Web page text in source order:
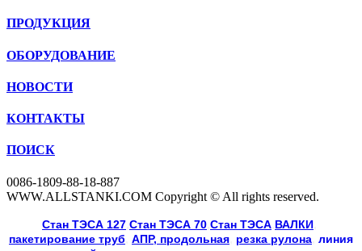
ПРОДУКЦИЯ
ОБОРУДОВАНИЕ
НОВОСТИ
КОНТАКТЫ
ПОИСК
0086-1809-88-18-887
WWW.ALLSTANKI.COM Copyright © All rights reserved.
Cтан ТЭСА 127 Cтан ТЭСА 70 Cтан ТЭСА ВАЛКИ
пакетирование труб АПР, продольная резка рулона линия